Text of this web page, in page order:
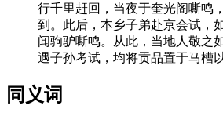
行千里赶回，当夜于奎光阁嘶鸣
到。此后，本乡子弟赴京会试，
闻驹驴嘶鸣。从此，当地人敬之
遇子孙考试，均将贡品置于马槽
同义词